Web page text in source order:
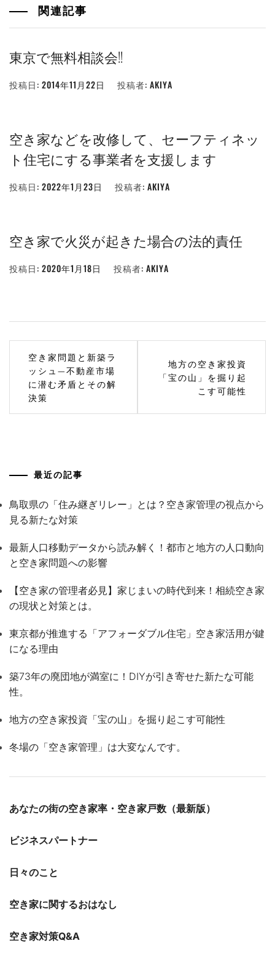
関連記事
東京で無料相談会!!
投稿日: 2014年11月22日 投稿者: AKIYA
空き家などを改修して、セーフティネッ
ト住宅にする事業者を支援します
投稿日: 2022年1月23日 投稿者: AKIYA
空き家で火災が起きた場合の法的責任
投稿日: 2020年1月18日 投稿者: AKIYA
ビ
ョ
ン
空き家問題と新築ラ
ッシュ—不動産市場
に潜む矛盾とその解
決策
地方の空き家投資
「宝の山」を掘り起
こす可能性
最近の記事
鳥取県の「住み継ぎリレー」とは？空き家管理の視点から
見る新たな対策
最新人口移動データから読み解く！都市と地方の人口動向
と空き家問題への影響
【空き家の管理者必見】家じまいの時代到来！相続空き家
の現状と対策とは。
東京都が推進する「アフォーダブル住宅」空き家活用が鍵
になる理由
築73年の廃団地が満室に！DIYが引き寄せた新たな可能
性。
地方の空き家投資「宝の山」を掘り起こす可能性
冬場の「空き家管理」は大変なんです。
あなたの街の空き家率・空き家戸数（最新版）
ビジネスパートナー
日々のこと
空き家に関するおはなし
空き家対策Q&A